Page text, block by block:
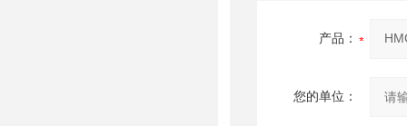
产品：
您的单位：